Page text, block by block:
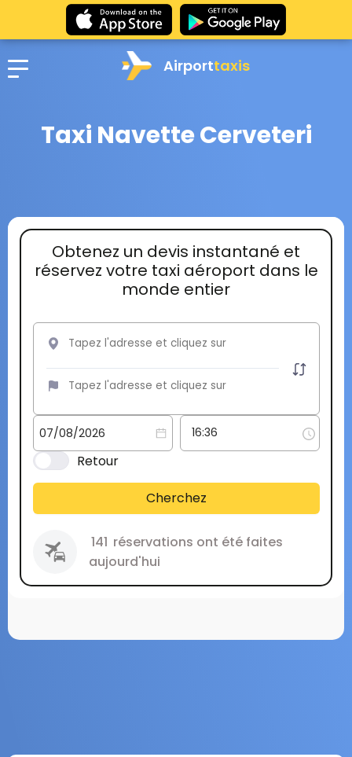
Airporttaxis
Taxi Navette Cerveteri
Obtenez un devis instantané et
réservez votre taxi aéroport dans le
monde entier
Retour
Cherchez
141 réservations ont été faites
aujourd'hui